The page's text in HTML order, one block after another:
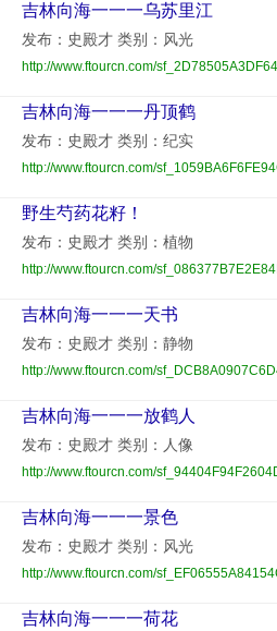
吉林向海一一一乌苏里江
发布：史殿才 类别：风光
http://www.ftourcn.com/
吉林向海一一一丹顶鹤
发布：史殿才 类别：纪实
http://www.ftourcn.com/
野生芍药花籽！
发布：史殿才 类别：植物
http://www.ftourcn.com/
吉林向海一一一天书
发布：史殿才 类别：静物
http://www.ftourcn.com/
吉林向海一一一放鹤人
发布：史殿才 类别：人像
http://www.ftourcn.com/
吉林向海一一一景色
发布：史殿才 类别：风光
http://www.ftourcn.com/
吉林向海一一一荷花